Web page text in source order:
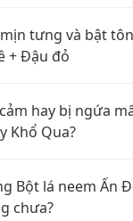
tưng và bật
+ Đậu đỏ
hay bị ngứa
Khổ Qua?
Bột lá neem Ấn
chưa?